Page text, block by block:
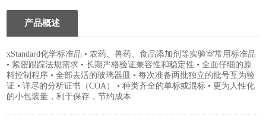
产品概述
xStandard化学标准品 • 农药、兽药、食品添加剂等实验室常用标准品
• 紧密跟踪法规需求 • 长期严格验证兼容性和稳定性 • 全面仔细的原
料控制程序 • 全部去活的玻璃器皿 • 每次准备两批独立的批号互为验
证 • 详尽的分析证书（COA） • 种类齐全的单标或混标 • 更为人性化
的小包装量，利于保存，节约成本